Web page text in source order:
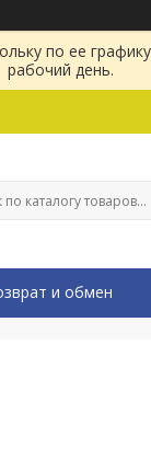
по ее
рабочий день.
и обмен